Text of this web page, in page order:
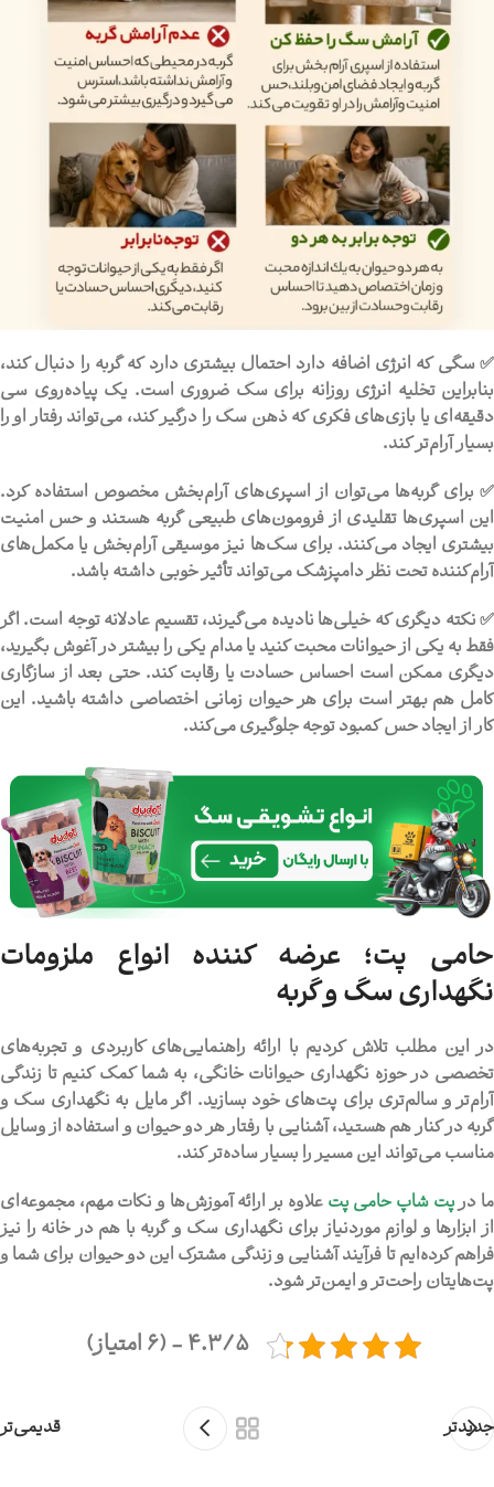
✅ سگی که انرژی اضافه دارد احتمال بیشتری دارد که گربه را دنبال کند،
بنابراین تخلیه انرژی روزانه برای سگ ضروری است. یک پیاده‌روی سی
دقیقه‌ای یا بازی‌های فکری که ذهن سگ را درگیر کند، می‌تواند رفتار او را
بسیار آرام‌تر کند.
✅ برای گربه‌ها می‌توان از اسپری‌های آرام‌بخش مخصوص استفاده کرد.
این اسپری‌ها تقلیدی از فرومون‌های طبیعی گربه هستند و حس امنیت
بیشتری ایجاد می‌کنند. برای سگ‌ها نیز موسیقی آرام‌بخش یا مکمل‌های
آرام‌کننده تحت نظر دامپزشک می‌تواند تأثیر خوبی داشته باشد.
✅ نکته دیگری که خیلی‌ها نادیده می‌گیرند، تقسیم عادلانه توجه است. اگر
فقط به یکی از حیوانات محبت کنید یا مدام یکی را بیشتر در آغوش بگیرید،
دیگری ممکن است احساس حسادت یا رقابت کند. حتی بعد از سازگاری
کامل هم بهتر است برای هر حیوان زمانی اختصاصی داشته باشید. این
کار از ایجاد حس کمبود توجه جلوگیری می‌کند.
حامی پت؛ عرضه کننده انواع ملزومات
نگهداری سگ و گربه
در این مطلب تلاش کردیم با ارائه راهنمایی‌های کاربردی و تجربه‌های
تخصصی در حوزه نگهداری حیوانات خانگی، به شما کمک کنیم تا زندگی
آرام‌تر و سالم‌تری برای پت‌های خود بسازید. اگر مایل به نگهداری سگ و
گربه در کنار همهستید، آشنایی با رفتار هر دو حیوان و استفاده از وسایل
مناسب می‌تواند این مسیر را بسیار ساده‌تر کند.
ما درپت شاپ حامی پتعلاوه بر ارائه آموزش‌ها و نکات مهم، مجموعه‌ای
از ابزارها و لوازم موردنیاز برای نگهداری سگ و گربه با هم در خانه را نیز
فراهم کرده‌ایم تا فرآیند آشنایی و زندگی مشترک این دو حیوان برای شما و
پت‌هایتان راحت‌تر و ایمن‌تر شود.
4.3/5 - (6 امتیاز)
جدیدتر قدیمی‌تر